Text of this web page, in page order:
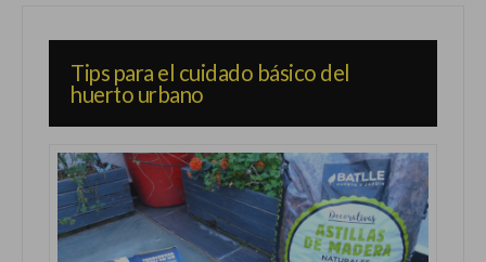
Tips para el cuidado básico del
huerto urbano